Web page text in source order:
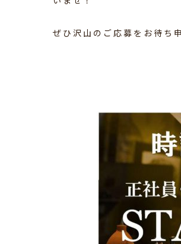
ぜひ沢山のご応募をお待ち